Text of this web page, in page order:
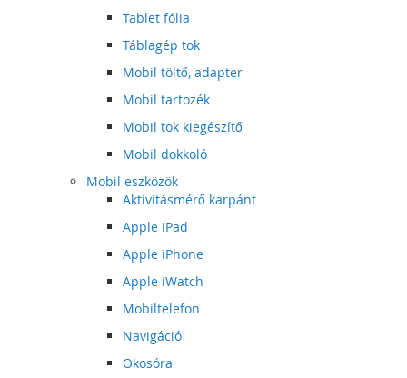
Tablet fólia
Táblagép tok
Mobil töltő, adapter
Mobil tartozék
Mobil tok kiegészítő
Mobil dokkoló
Mobil eszközök
Aktivitásmérő karpánt
Apple iPad
Apple iPhone
Apple iWatch
Mobiltelefon
Navigáció
Okosóra